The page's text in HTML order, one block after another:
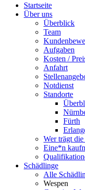
Startseite
Über uns
Überblick
Team
Aufgaben
Kosten /
Anfahrt
Notdienst
Standorte
Fürth
Wer trägt
Eine*n
Schädlinge
Alle
Wespen